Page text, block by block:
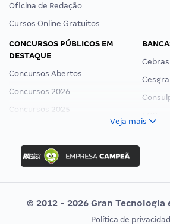
Oficina de Redação
Cursos Online Gratuitos
CONCURSOS PÚBLICOS EM
DESTAQUE
Concursos Abertos
Concursos 2026
Concursos 2025
Concurso Ibama
Concurso MPU
Editais publicados
Vunesp
Veja mais
© 2012 - 2026 Gran Tecnologia
Política de